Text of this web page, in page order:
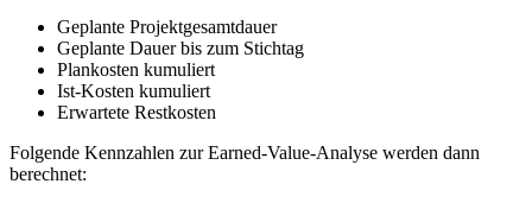
Geplante Projektgesamtdauer
Geplante Dauer bis zum Stichtag
Plankosten kumuliert
Ist-Kosten kumuliert
Erwartete Restkosten
Folgende Kennzahlen zur Earned-Value-Analyse werden dann
berechnet: